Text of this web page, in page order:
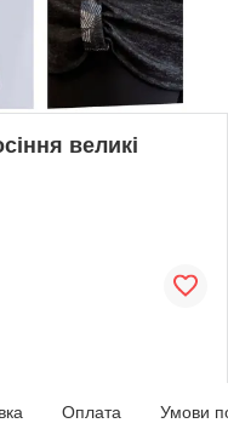
великі
Оплата Умови